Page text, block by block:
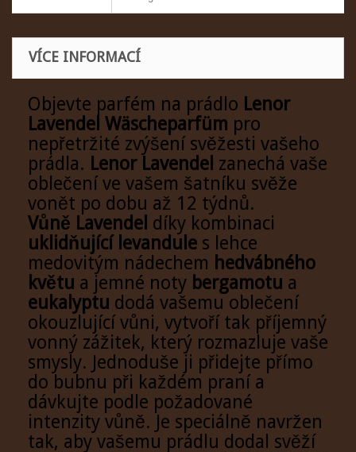
VÍCE INFORMACÍ
Objevte parfém na prádlo Lenor
Lavendel Wäscheparfüm pro
nepřetržité zvýšení svěžesti vašeho
prádla. Lenor Lavendel zanechá vaše
oblečení ve vašem šatníku svěže
vonět po dobu až 12 týdnů.
Vůně Lavendel díky kombinaci
uklidňující levandule s lehce
medovitým nádechem hedvábného
květu a jemné noty bergamotu a
eukalyptu dodá vašemu oblečení
okouzlující vůni, vytvoří tak příjemný
vonný zážitek, který rozmazluje vaše
smysly. Jednoduše ji přidejte přímo
do bubnu při každém praní a
dávkujte podle požadované
intenzity vůně. Je speciálně navržen
tak, aby vašemu prádlu dodal svěží